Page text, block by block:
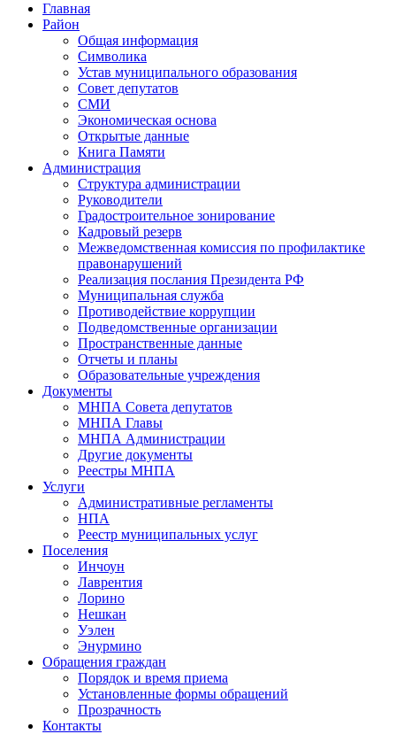
Главная
Район
Общая информация
Символика
Устав муниципального образования
Совет депутатов
СМИ
Экономическая основа
Открытые данные
Книга Памяти
Администрация
Структура администрации
Руководители
Градостроительное зонирование
Кадровый резерв
Межведомственная комиссия по профилактике
правонарушений
Реализация послания Президента РФ
Муниципальная служба
Противодействие коррупции
Подведомственные организации
Пространственные данные
Отчеты и планы
Образовательные учреждения
Документы
МНПА Совета депутатов
МНПА Главы
МНПА Администрации
Другие документы
Реестры МНПА
Услуги
Административные регламенты
НПА
Реестр муниципальных услуг
Поселения
Инчоун
Лаврентия
Лорино
Нешкан
Уэлен
Энурмино
Обращения граждан
Порядок и время приема
Установленные формы обращений
Прозрачность
Контакты